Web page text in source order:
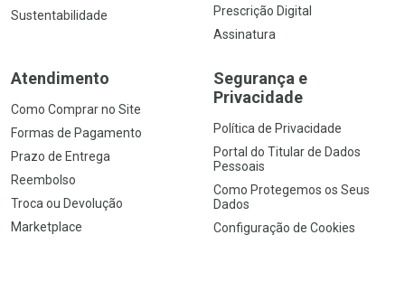
Sustentabilidade
Prescrição Digital
Assinatura
Atendimento
Como Comprar no Site
Formas de Pagamento
Prazo de Entrega
Reembolso
Troca ou Devolução
Marketplace
Segurança e
Privacidade
Política de Privacidade
Portal do Titular de Dados
Pessoais
Como Protegemos os Seus
Dados
Configuração de Cookies